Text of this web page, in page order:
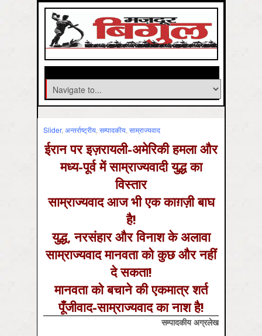
Slider, अन्तर्राष्ट्रीय, सम्‍पादकीय, साम्राज्‍यवाद
ईरान पर इज़रायली-अमेरिकी हमला और
मध्य-पूर्व में साम्राज्यवादी युद्ध का
विस्तार
साम्राज्यवाद आज भी एक काग़ज़ी बाघ
है!
युद्ध, नरसंहार और विनाश के अलावा
साम्राज्यवाद मानवता को कुछ और नहीं
दे सकता!
मानवता को बचाने की एकमात्र शर्त
पूँजीवाद-साम्राज्यवाद का नाश है!
सम्पादकीय अग्रलेख